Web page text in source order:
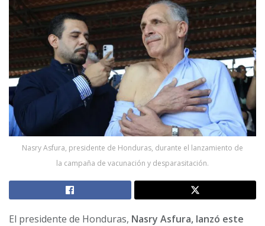
Nasry Asfura, presidente de Honduras, durante el lanzamiento de
la campaña de vacunación y desparasitación.
El presidente de Honduras, Nasry Asfura, lanzó este